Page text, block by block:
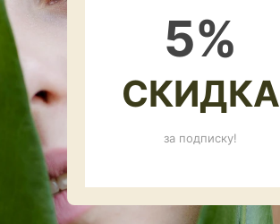
5%
СКИДКА
за подписку!